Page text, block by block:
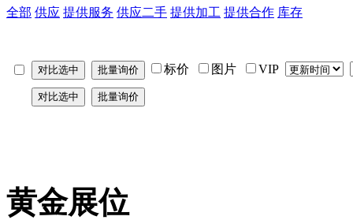
全部 供应 提供服务 供应二手 提供加工 提供合作 库存
标价 图片 VIP
黄金展位